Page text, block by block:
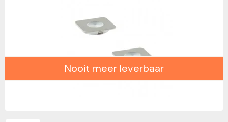
Nooit meer leverbaar